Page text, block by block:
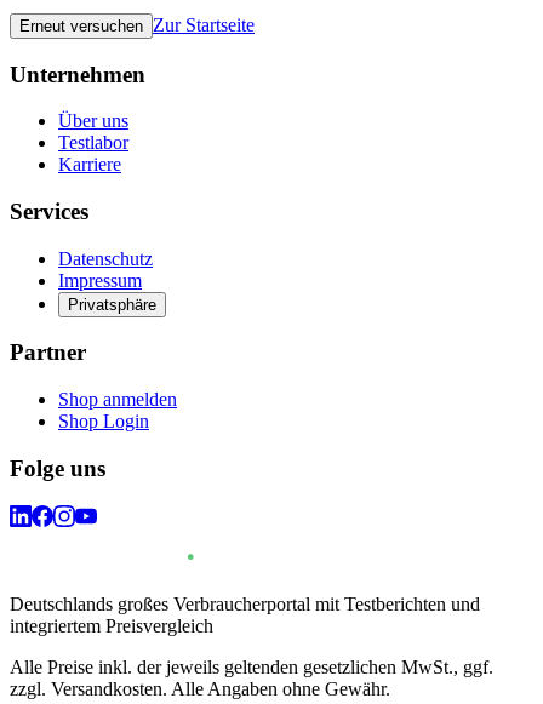
Erneut versuchen Zur Startseite
Unternehmen
Über uns
Testlabor
Karriere
Services
Datenschutz
Impressum
Privatsphäre
Partner
Shop anmelden
Shop Login
Folge uns
Deutschlands großes Verbraucherportal mit Testberichten und
integriertem Preisvergleich
Alle Preise inkl. der jeweils geltenden gesetzlichen MwSt., ggf.
zzgl. Versandkosten. Alle Angaben ohne Gewähr.